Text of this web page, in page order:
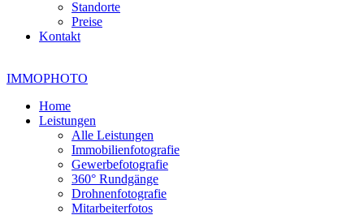
Standorte
Preise
Kontakt
IMMOPHOTO
Home
Leistungen
Alle Leistungen
Immobilienfotografie
Gewerbefotografie
360° Rundgänge
Drohnenfotografie
Mitarbeiterfotos